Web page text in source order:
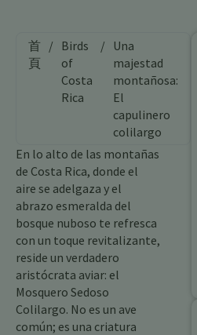
首
頁
/ Birds
of
Costa
Rica
/ Una
majestad
montañosa:
El
capulinero
colilargo
En lo alto de las montañas
de Costa Rica, donde el
aire se adelgaza y el
abrazo esmeralda del
bosque nuboso te refresca
con un toque revitalizante,
reside un verdadero
aristócrata aviar: el
Mosquero Sedoso
Colilargo. No es un ave
común; es una criatura